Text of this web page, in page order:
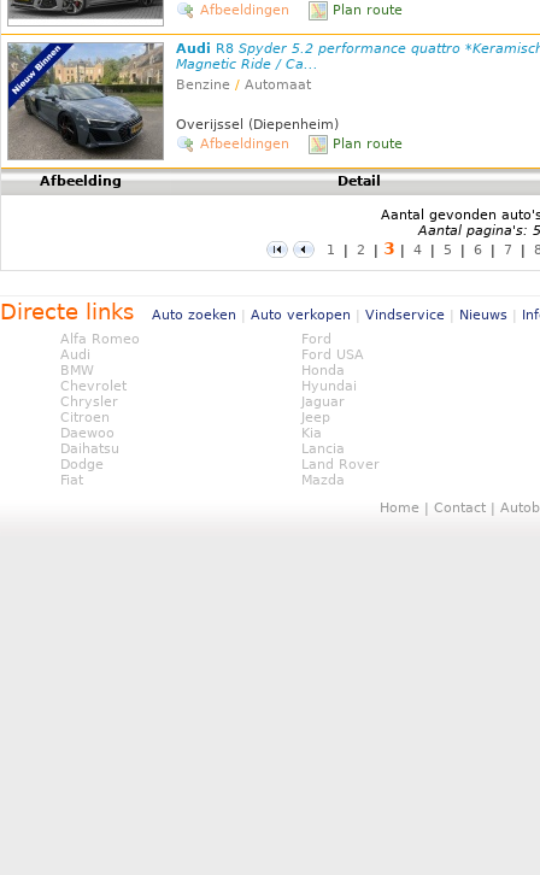
Afbeeldingen
Plan route
Audi R8 Spyder 5.2 performance quattro
Magnetic Ride / Ca...
Benzine / Automaat
Overijssel (Diepenheim)
Afbeeldingen
Plan route
Afbeelding Detail
Aantal gevonden
Aantal pagina's:
1
| 2 | 3 | 4 | 5 | 6 | 7 |
Directe links Auto zoeken | Auto verkopen | Vindservice | Nieuws |
Alfa Romeo
Audi
BMW
Chevrolet
Chrysler
Citroen
Daewoo
Daihatsu
Dodge
Fiat
Ford
Ford USA
Honda
Hyundai
Jaguar
Jeep
Kia
Lancia
Land Rover
Mazda
Home | Contact |